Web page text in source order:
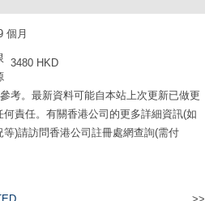
個月
3480 HKD
考。最新資料可能自本站上次更新已做更
責任。有關香港公司的更多詳細資訊(如
)請訪問香港公司註冊處網查詢(需付